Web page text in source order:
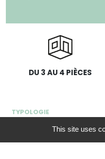
DU 3 AU 4 PIÈCES
TYPOLOGIE
This site uses